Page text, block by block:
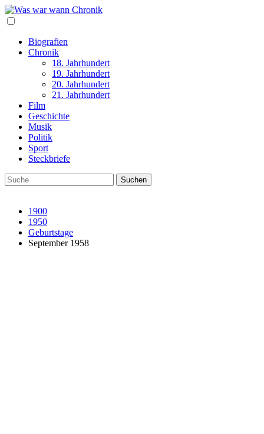
Biografien
Chronik
18. Jahrhundert
19. Jahrhundert
20. Jahrhundert
21. Jahrhundert
Film
Geschichte
Musik
Politik
Sport
Steckbriefe
1900
1950
Geburtstage
September 1958